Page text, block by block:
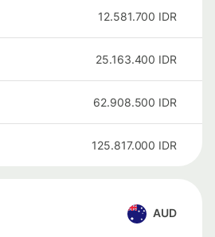
12.581.700 IDR
25.163.400 IDR
62.908.500 IDR
125.817.000 IDR
AUD